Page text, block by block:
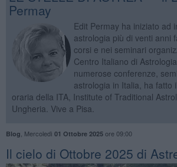
Permay
Edit Permay ha iniziato ad
astrologia più di venti anni
corsi e nei seminari
Centro Italiano di
numerose conferenze,
astrologia in Italia, ha fatto
oraria della ITA, Institute of Traditional
Ungheria. Vive a Pisa.
Blog Mercoledì 01 Ottobre 2025ore 09:00
​Il cielo di Ottobre 2025 di